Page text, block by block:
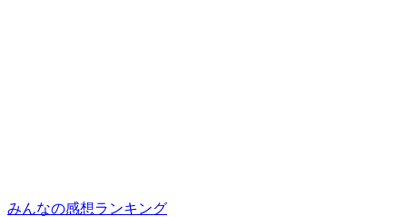
みんなの感想ランキング